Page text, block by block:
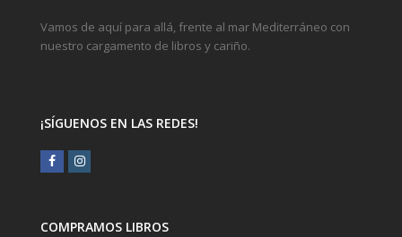
Vamos de aquí para allá, frente al mar Mediterráneo con
nuestro cargamento de libros y cariño.
¡SÍGUENOS EN LAS REDES!
FacebookInstagram
COMPRAMOS LIBROS